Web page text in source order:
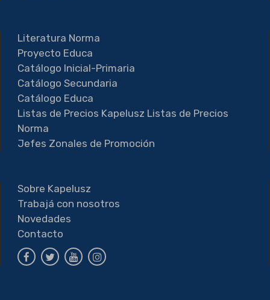
Literatura Norma
Proyecto Educa
Catálogo Inicial-Primaria
Catálogo Secundaria
Catálogo Educa
Listas de Precios Kapelusz Listas de Precios
Norma
Jefes Zonales de Promoción
Sobre Kapelusz
Trabajá con nosotros
Novedades
Contacto